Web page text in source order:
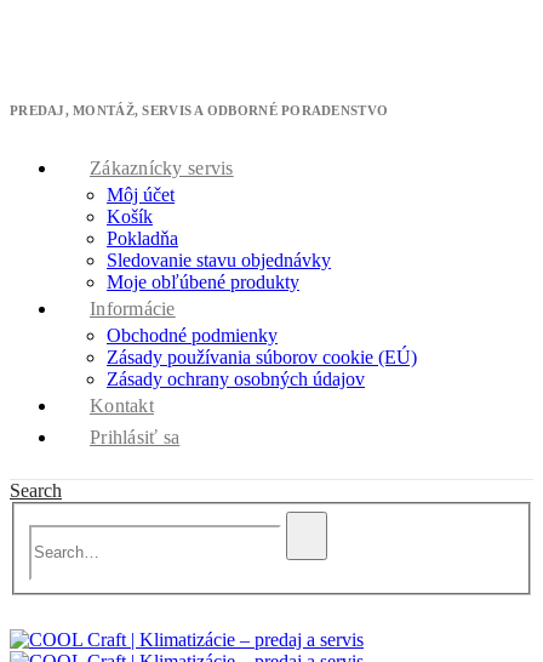
PREDAJ, MONTÁŽ, SERVIS A ODBORNÉ PORADENSTVO
Zákaznícky servis
Môj účet
Košík
Pokladňa
Sledovanie stavu objednávky
Moje obľúbené produkty
Informácie
Obchodné podmienky
Zásady používania súborov cookie (EÚ)
Zásady ochrany osobných údajov
Kontakt
Prihlásiť sa
Search